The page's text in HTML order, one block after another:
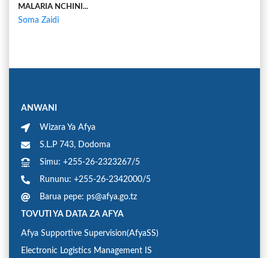
MALARIA NCHINI...
Soma Zaidi
ANWANI
Wizara Ya Afya
S.L.P 743, Dodoma
Simu: +255-26-2323267/5
Rununu: +255-26-2342000/5
Barua pepe: ps@afya.go.tz
TOVUTI YA DATA ZA AFYA
Afya Supportive Supervision(AfyaSS)
Electronic Logistics Management IS